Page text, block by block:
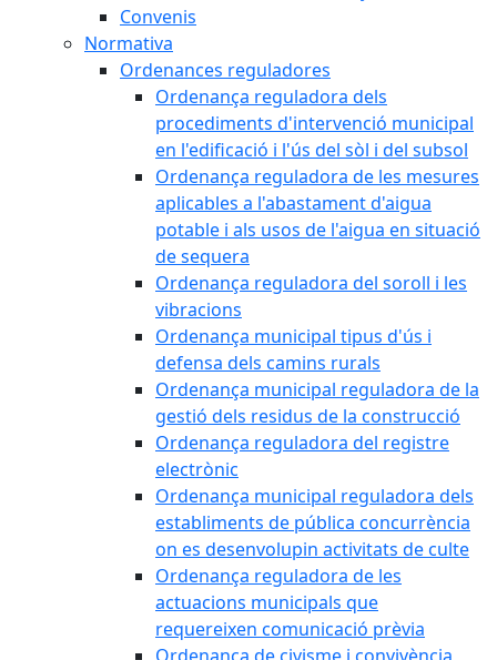
Convenis
Normativa
Ordenances reguladores
Ordenança reguladora dels
procediments d'intervenció municipal
en l'edificació i l'ús del sòl i del subsol
Ordenança reguladora de les mesures
aplicables a l'abastament d'aigua
potable i als usos de l'aigua en situació
de sequera
Ordenança reguladora del soroll i les
vibracions
Ordenança municipal tipus d'ús i
defensa dels camins rurals
Ordenança municipal reguladora de la
gestió dels residus de la construcció
Ordenança reguladora del registre
electrònic
Ordenança municipal reguladora dels
establiments de pública concurrència
on es desenvolupin activitats de culte
Ordenança reguladora de les
actuacions municipals que
requereixen comunicació prèvia